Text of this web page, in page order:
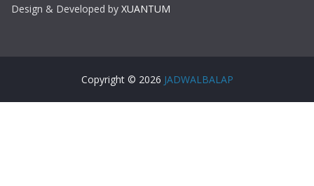
Design & Developed by XUANTUM
Copyright © 2026 JADWALBALAP